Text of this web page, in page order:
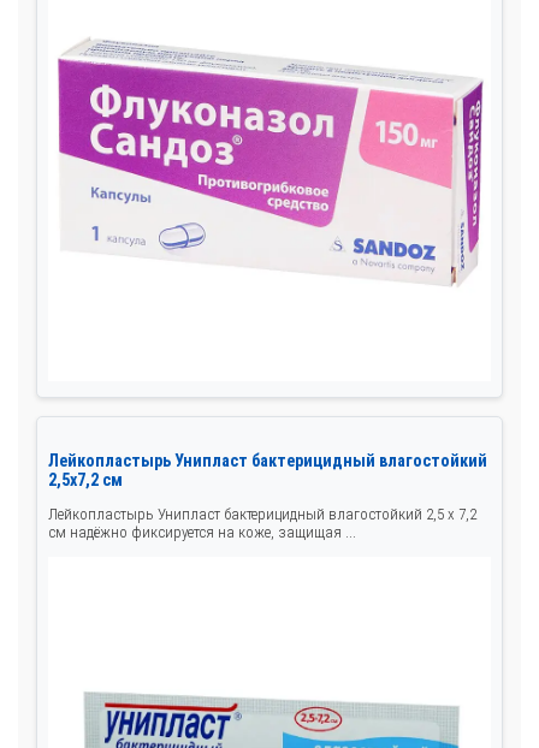
Лейкопластырь Унипласт бактерицидный влагостойкий
2,5x7,2 см
Лейкопластырь Унипласт бактерицидный влагостойкий 2,5 х 7,2
см надёжно фиксируется на коже, защищая ...